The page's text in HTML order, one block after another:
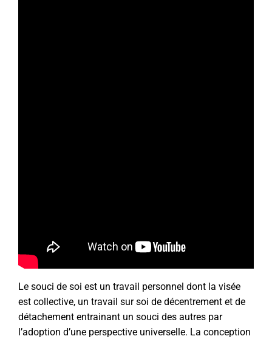
Le souci de soi est un travail personnel dont la visée
est collective, un travail sur soi de décentrement et de
détachement entrainant un souci des autres par
l’adoption d’une perspective universelle. La conception